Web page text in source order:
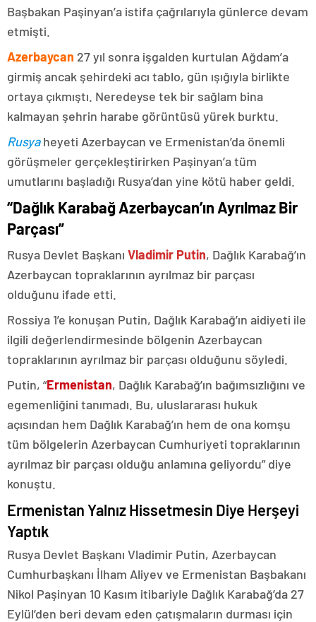
Başbakan Paşinyan’a istifa çağrılarıyla günlerce devam
etmişti.
Azerbaycan 27 yıl sonra işgalden kurtulan Ağdam’a
girmiş ancak şehirdeki acı tablo, gün ışığıyla birlikte
ortaya çıkmıştı. Neredeyse tek bir sağlam bina
kalmayan şehrin harabe görüntüsü yürek burktu.
Rusyaheyeti Azerbaycan ve Ermenistan’da önemli
görüşmeler gerçekleştirirken Paşinyan’a tüm
umutlarını başladığı Rusya’dan yine kötü haber geldi.
“Dağlık Karabağ Azerbaycan’ın Ayrılmaz Bir
Parçası”
Rusya Devlet Başkanı Vladimir Putin, Dağlık Karabağ’ın
Azerbaycan topraklarının ayrılmaz bir parçası
olduğunu ifade etti.
Rossiya 1’e konuşan Putin, Dağlık Karabağ’ın aidiyeti ile
ilgili değerlendirmesinde bölgenin Azerbaycan
topraklarının ayrılmaz bir parçası olduğunu söyledi.
Putin, “Ermenistan, Dağlık Karabağ’ın bağımsızlığını ve
egemenliğini tanımadı. Bu, uluslararası hukuk
açısından hem Dağlık Karabağ’ın hem de ona komşu
tüm bölgelerin Azerbaycan Cumhuriyeti topraklarının
ayrılmaz bir parçası olduğu anlamına geliyordu” diye
konuştu.
Ermenistan Yalnız Hissetmesin Diye Herşeyi
Yaptık
Rusya Devlet Başkanı Vladimir Putin, Azerbaycan
Cumhurbaşkanı İlham Aliyev ve Ermenistan Başbakanı
Nikol Paşinyan 10 Kasım itibariyle Dağlık Karabağ’da 27
Eylül’den beri devam eden çatışmaların durması için